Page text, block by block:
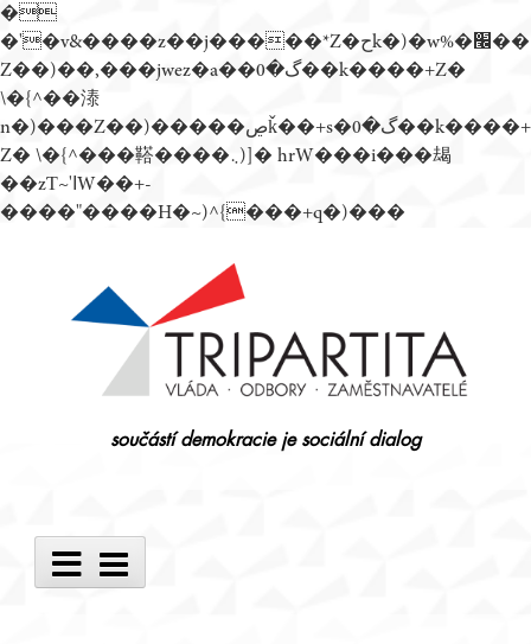
�
�'�v&����z��j�����*Z�حk�)�w%�׬��
Z��)��,���jwez�a��گ�0��k����+Z�
\�{^��溙
n�)���Z��)�����ڝǩ��+s�گ�0��k����+
Z� \�{^���鞳����܆)]� hrW���i���朅
��zƬ~'ߊW��+-
����"����H�~)^{���+q�)���
součástí demokracie je sociální dialog
Main
Menu